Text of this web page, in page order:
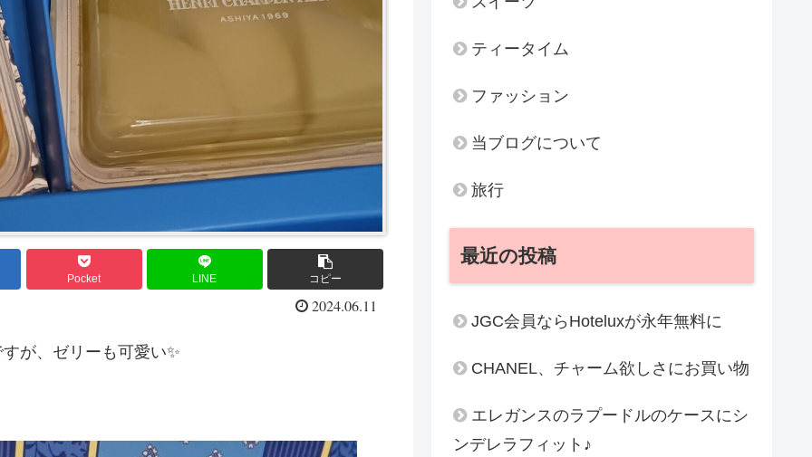
Pocket LINE コピー
2024.06.11
が、ゼリーも可愛い✨
ティータイム
ファッション
当ブログについて
旅行
最近の投稿
JGC会員ならHoteluxが永年無料に
CHANEL、チャーム欲しさにお買い物
エレガンスのラプードルのケースにシ
ンデレラフィット♪